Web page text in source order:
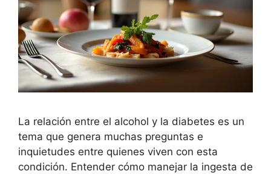
La relación entre el alcohol y la diabetes es un
tema que genera muchas preguntas e
inquietudes entre quienes viven con esta
condición. Entender cómo manejar la ingesta de